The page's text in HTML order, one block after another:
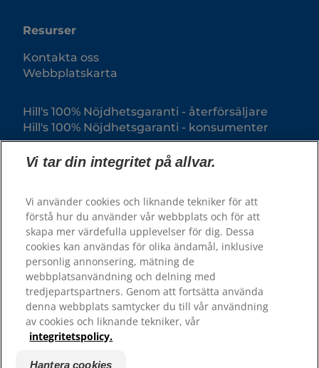
Resurser
Kontakta oss
Webbplatskarta
Hill's 100% Nöjdhetsgaranti - återförsäljare
Hill's 100% Nöjdhetsgaranti - konsumenter
© 2025 Hill's Pet Nutrition, Inc.
All rights reserved.
Såsom det används här, anger det registrerat
varumärke endast i USA; registreringsstatus i andra
geografiska områden kan vara annorlunda. Din
Vi tar din integritet på allvar.
Vi använder cookies och liknande tekniker för att
förstå hur du använder vår webbplats och för att
skapa mer värdefulla upplevelser för dig. Dessa
cookies kan användas för olika ändamål, inklusive
personlig annonsering, mätning de
webbplatsanvändning och delning med
tredjepartspartners. Genom att fortsätta använda
denna webbplats samtycker du till vår användning
av cookies och liknande tekniker, vår
integritetspolicy.
Hantera cookies